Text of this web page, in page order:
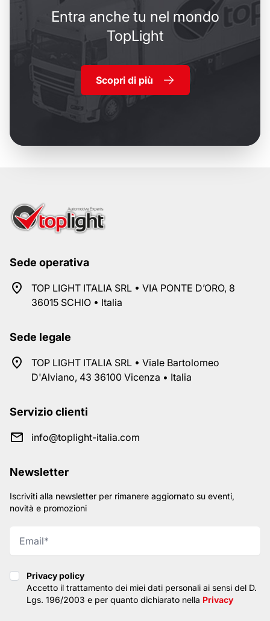
Entra anche tu nel mondo
TopLight
Scopri di più
Sede operativa
TOP LIGHT ITALIA SRL • VIA PONTE D’ORO, 8
36015 SCHIO • Italia
Sede legale
TOP LIGHT ITALIA SRL • Viale Bartolomeo
D'Alviano, 43 36100 Vicenza • Italia
Servizio clienti
info@toplight-italia.com
Newsletter
Iscriviti alla newsletter per rimanere aggiornato su eventi,
novità e promozioni
Privacy policy
Privacy policy
Accetto il trattamento dei miei dati personali ai sensi del D.
Lgs. 196/2003 e per quanto dichiarato nella Privacy